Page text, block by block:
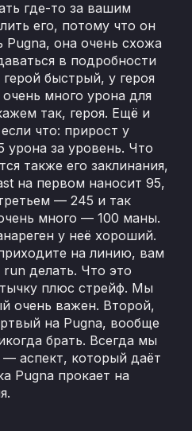
где-то за вашим
его, потому что он
Pugna, она очень схожа
в подробности
быстрый, у героя
много урона для
так, героя. Ещё и
что: прирост у
урона за уровень. Что
также его заклинания,
на первом наносит 95,
— 245 и так
много — 100 маны.
у неё хороший.
на линию, вам
делать. Что это
плюс стрейф. Мы
очень важен. Второй,
на Pugna, вообще
брать. Всегда мы
аспект, который даёт
Pugna прокает на